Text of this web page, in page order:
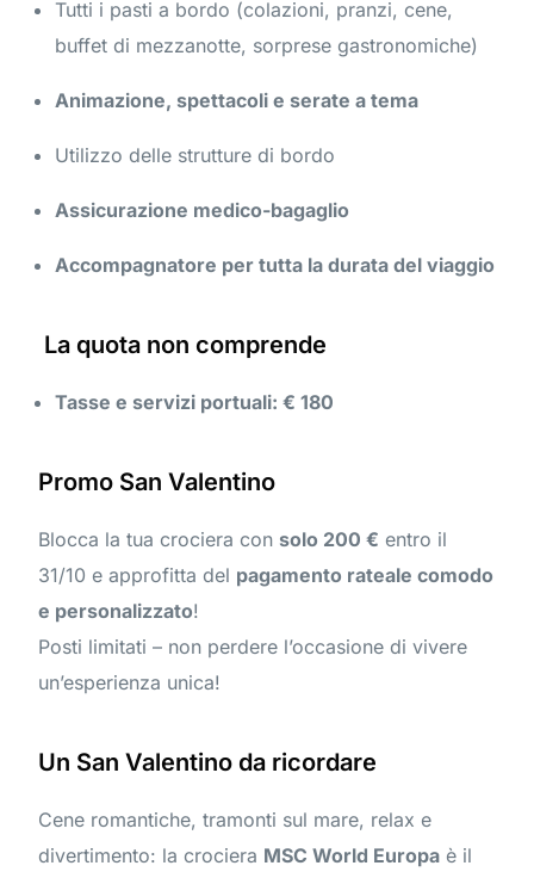
Tutti i pasti a bordo (colazioni, pranzi, cene,
buffet di mezzanotte, sorprese gastronomiche)
Animazione, spettacoli e serate a tema
Utilizzo delle strutture di bordo
Assicurazione medico-bagaglio
Accompagnatore per tutta la durata del viaggio
La quota non comprende
Tasse e servizi portuali: € 180
Promo San Valentino
Blocca la tua crociera con solo 200 € entro il
31/10 e approfitta del pagamento rateale comodo
e personalizzato!
Posti limitati – non perdere l’occasione di vivere
un’esperienza unica!
Un San Valentino da ricordare
Cene romantiche, tramonti sul mare, relax e
divertimento: la crociera MSC World Europa è il